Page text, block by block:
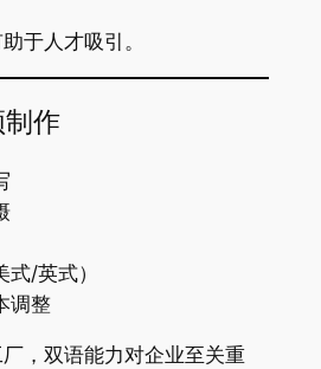
于人才吸引。
作
/英式）
调整
，双语能力对企业至关重